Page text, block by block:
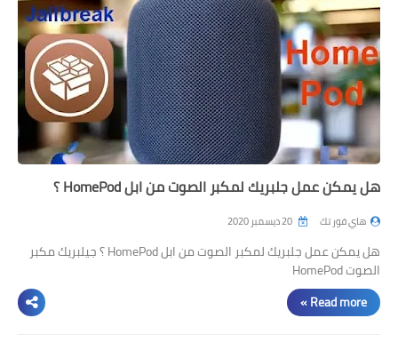
هل يمكن عمل جلبريك لمكبر الصوت من ابل HomePod ؟
هاي فور تك
هل يمكن عمل جلبريك لمكبر الصوت من ابل HomePod ؟ جيلبريك مكبر
الصوت HomePod
Read more »